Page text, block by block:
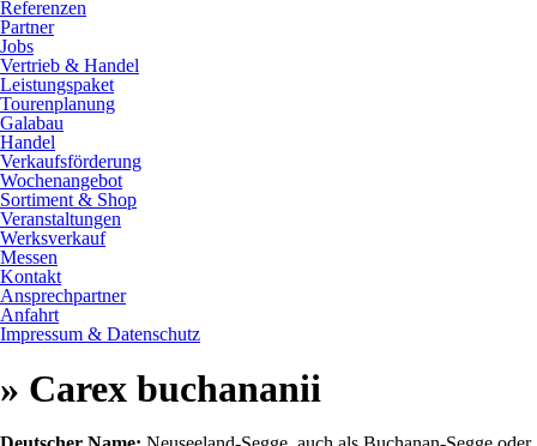
Referenzen
Partner
Jobs
Vertrieb & Handel
Leistungspaket
Tourenplanung
Galabau
Handel
Verkaufsförderung
Wochenangebot
Sortiment & Shop
Veranstaltungen
Werksverkauf
Messen
Kontakt
Ansprechpartner
Anfahrt
Impressum & Datenschutz
» Carex buchananii